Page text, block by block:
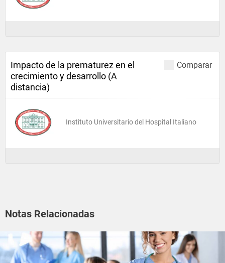
Comparar
Impacto de la prematurez en el
crecimiento y desarrollo (A
distancia)
Instituto Universitario del Hospital Italiano
Notas Relacionadas